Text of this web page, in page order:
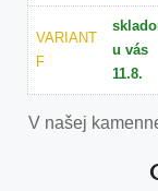
VARIANT
F
u vás
11.8.
V našej